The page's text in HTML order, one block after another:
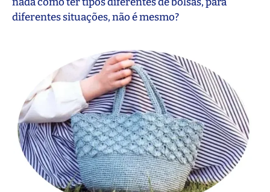
diferentes situações, não é mesmo?